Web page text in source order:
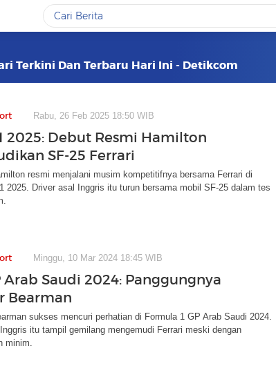
Terkini Dan Terbaru Hari Ini - Detikcom
Rabu, 26 Feb 2025 18:50 WIB
2025: Debut Resmi Hamilton
SF-25 Ferrari
resmi menjalani musim kompetitifnya bersama Ferrari di
2025. Driver asal Inggris itu turun bersama mobil SF-25 dalam tes
Minggu, 10 Mar 2024 18:45 WIB
Arab Saudi 2024: Panggungnya
Bearman
sukses mencuri perhatian di Formula 1 GP Arab Saudi 2024.
itu tampil gemilang mengemudi Ferrari meski dengan
minim.